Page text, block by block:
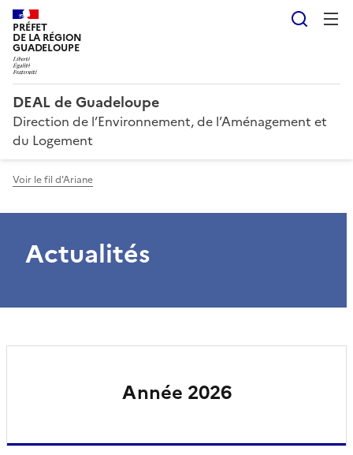
PRÉFET
DE LA RÉGION
GUADELOUPE
DEAL de Guadeloupe
Direction de l’Environnement, de l’Aménagement et
du Logement
Voir le fil d'Ariane
Actualités
Année 2026